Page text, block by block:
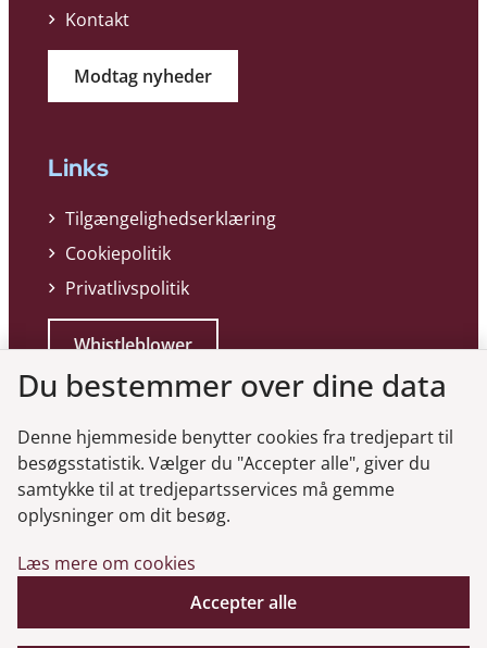
Kontakt
Modtag nyheder
Links
Tilgængelighedserklæring
Cookiepolitik
Privatlivspolitik
Whistleblower
Genveje
Gå til virksomhedsregisteret
Gå til selskabsmeddelelser
Du bestemmer over dine data
Denne hjemmeside benytter cookies fra tredjepart til
besøgsstatistik. Vælger du "Accepter alle", giver du
samtykke til at tredjepartsservices må gemme
oplysninger om dit besøg.
Læs mere om cookies
Accepter alle